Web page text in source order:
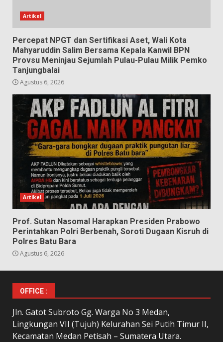
Artikel
Percepat NPGT dan Sertifikasi Aset, Wali Kota
Mahyaruddin Salim Bersama Kepala Kanwil BPN
Provsu Meninjau Sejumlah Pulau-Pulau Milik Pemko
Tanjungbalai
Agustus 6, 2026
Artikel
Prof. Sutan Nasomal Harapkan Presiden Prabowo
Perintahkan Polri Berbenah, Soroti Dugaan Kisruh di
Polres Batu Bara
Agustus 6, 2026
OFFICE :
Jln. Gatot Subroto Gg. Warga No 3 Medan,
Lingkungan VII (Tujuh) Kelurahan Sei Putih Timur II,
Kecamatan Medan Petisah – Sumatera Utara.